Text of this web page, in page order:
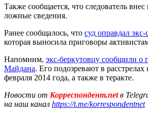
Также сообщается, что следователь внес
ложные сведения.
Ранее сообщалось, что суд оправдал
которая выносила приговоры
Напомним, экс-беркутовцу сообщили о
Майдана. Его подозревают в
февраля 2014 года, а также в теракте.
Новости от Корреспондент.netв
на наш канал https://t.me/korrespondentnet